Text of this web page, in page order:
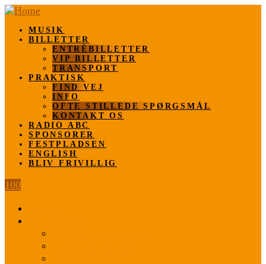
MUSIK
BILLETTER
ENTRÈBILLETTER
VIP BILLETTER
TRANSPORT
PRAKTISK
FIND VEJ
INFO
OFTE STILLEDE SPØRGSMÅL
KONTAKT OS
RADIO ABC
SPONSORER
FESTPLADSEN
ENGLISH
BLIV FRIVILLIG
100